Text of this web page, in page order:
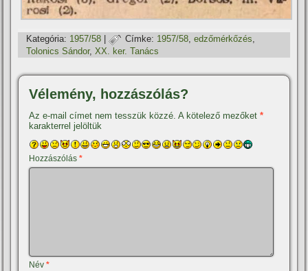
Kategória: 1957/58 | Címke: 1957/58,edzőmérkőzés,
Tolonics Sándor,XX. ker. Tanács
Vélemény, hozzászólás?
Az e-mail címet nem tesszük közzé. A kötelező mezőket*
karakterrel jelöltük
Hozzászólás*
Név*